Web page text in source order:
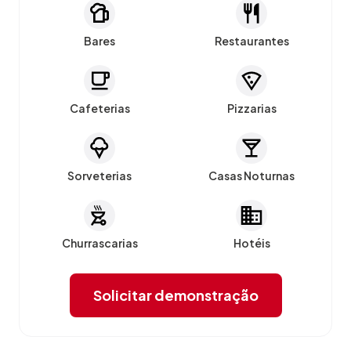
Bares Restaurantes
Cafeterias Pizzarias
Sorveterias Casas Noturnas
Churrascarias Hotéis
Solicitar demonstração